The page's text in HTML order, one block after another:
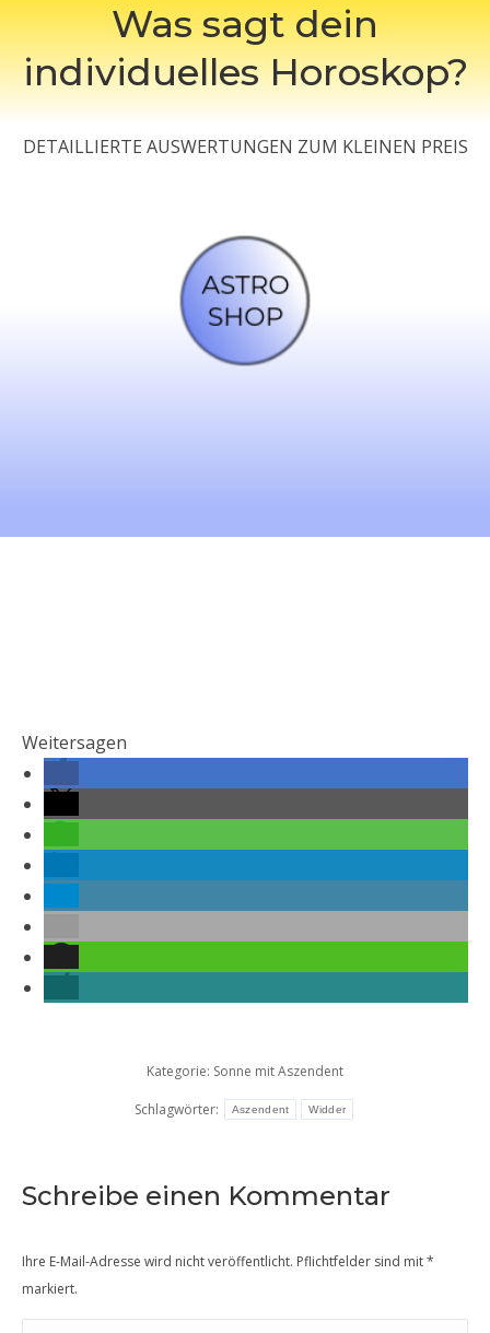
Was sagt dein
individuelles Horoskop?
DETAILLIERTE AUSWERTUNGEN ZUM KLEINEN PREIS
Weitersagen
Kategorie: Sonne mit Aszendent
Schlagwörter: Aszendent Widder
Schreibe einen Kommentar
Ihre E-Mail-Adresse wird nicht veröffentlicht. Pflichtfelder sind mit*
markiert.